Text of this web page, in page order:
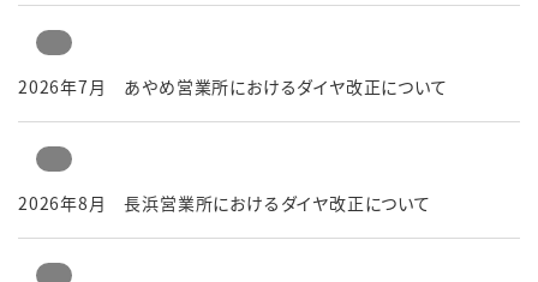
2026年7月 あやめ営業所におけるダイヤ改正について
2026年8月 長浜営業所におけるダイヤ改正について